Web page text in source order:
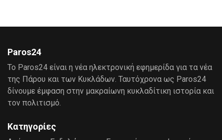
Paros24
Το Paros24 είναι η νέα ηλεκτρονική εφημερίδα για τα νέα
της Πάρου και των Κυκλάδων. Ταυτόχρονα ως Paros24
δίνουμε έμφαση στην μακραίωνη κυκλαδίτικη ιστορία και
τον πολιτισμό.
Κατηγορίες